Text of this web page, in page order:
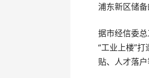
浦东新区储备
据市经信委
“工业上楼”
贴、人才落户